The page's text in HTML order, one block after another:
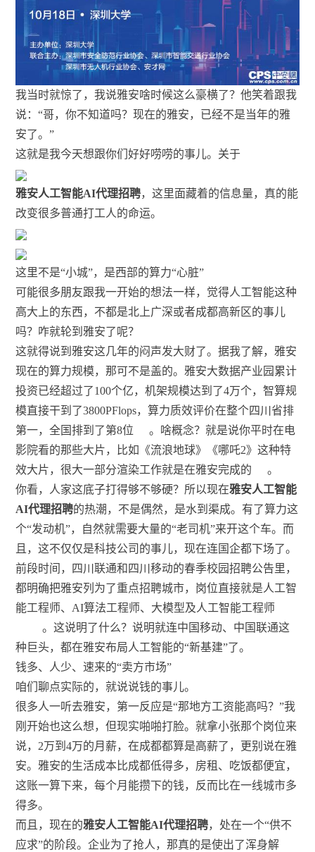
我当时就惊了，我说雅安啥时候这么豪横了？他笑着跟我
说：“哥，你不知道吗？现在的雅安，已经不是当年的雅
安了。”
这就是我今天想跟你们好好唠唠的事儿。关于
雅安人工智能AI代理招聘，这里面藏着的信息量，真的能
改变很多普通打工人的命运。
这里不是“小城”，是西部的算力“心脏”
可能很多朋友跟我一开始的想法一样，觉得人工智能这种
高大上的东西，不都是北上广深或者成都高新区的事儿
吗？咋就轮到雅安了呢？
这就得说到雅安这几年的闷声发大财了。据我了解，雅安
现在的算力规模，那可不是盖的。雅安大数据产业园累计
投资已经超过了100个亿，机架规模达到了4万个，智算规
模直接干到了3800PFlops，算力质效评价在整个四川省排
第一，全国排到了第8位
。啥概念？就是说你平时在电
影院看的那些大片，比如《流浪地球》《哪吒2》这种特
效大片，很大一部分渲染工作就是在雅安完成的
。
你看，人家这底子打得够不够硬？所以现在雅安人工智能
AI代理招聘的热潮，不是偶然，是水到渠成。有了算力这
个“发动机”，自然就需要大量的“老司机”来开这个车。而
且，这不仅仅是科技公司的事儿，现在连国企都下场了。
前段时间，四川联通和四川移动的春季校园招聘公告里，
都明确把雅安列为了重点招聘城市，岗位直接就是人工智
能工程师、AI算法工程师、大模型及人工智能工程师
。这说明了什么？说明就连中国移动、中国联通这
种巨头，都在雅安布局人工智能的“新基建”了。
钱多、人少、速来的“卖方市场”
咱们聊点实际的，就说说钱的事儿。
很多人一听去雅安，第一反应是“那地方工资能高吗？”我
刚开始也这么想，但现实啪啪打脸。就拿小张那个岗位来
说，2万到4万的月薪，在成都都算是高薪了，更别说在雅
安。雅安的生活成本比成都低得多，房租、吃饭都便宜，
这账一算下来，每个月能攒下的钱，反而比在一线城市多
得多。
而且，现在的雅安人工智能AI代理招聘，处在一个“供不
应求”的阶段。企业为了抢人，那真的是使出了浑身解